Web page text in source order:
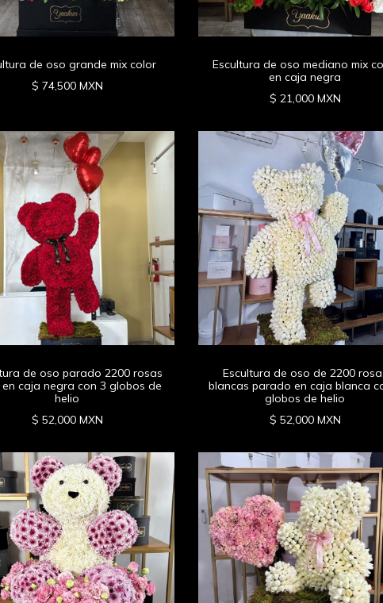
de oso grande mix color
$ 74,500 MXN
Escultura de oso mediano mix
en caja negra
$ 21,000 MXN
de oso parado 2200 rosas
caja negra con 3 globos de
helio
$ 52,000 MXN
Escultura de oso de 2200
blancas parado en caja blanca
globos de helio
$ 52,000 MXN